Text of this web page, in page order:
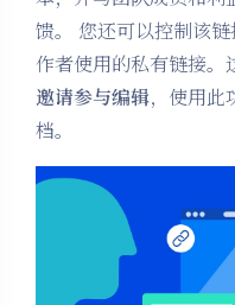
馈。 您还可以控制该
作者使用的私有链接
邀请参与编辑，使用此
档。